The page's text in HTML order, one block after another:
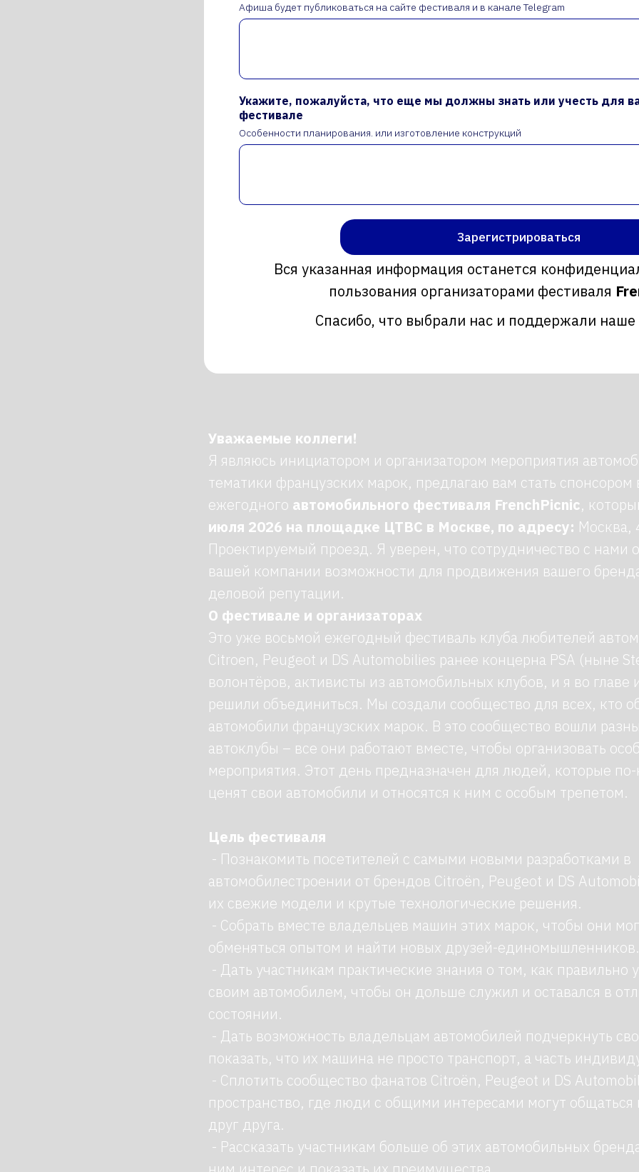
Афиша будет публиковаться на сайте фестиваля и в канале Telegram
Укажите, пожалуйста, что еще мы должны знать или учесть для
фестивале
Особенности планирования. или изготовление конструкций
Зарегистрироваться
Вся указанная информация останется
пользования организаторами фестиваля
Спасибо, что выбрали нас и поддержали
Уважаемые коллеги!
Я являюсь инициатором и организатором мероприятия
тематики французских марок, предлагаю вам стать спонсором
ежегодного автомобильного фестиваля FrenchPicnic,
июля 2026 на площадке ЦТВС в Москве, по адресу: Москва,
Проектируемый проезд. Я уверен, что сотрудничество с нами
вашей компании возможности для продвижения вашего
деловой репутации.
О фестивале и организаторах
Это уже восьмой ежегодный фестиваль клуба любителей
Citroen, Peugeot и DS Automobilies ранее концерна PSA (ныне
волонтёров, активисты из автомобильных клубов, и я во главе
решили объединиться. Мы создали сообщество для всех, кто
автомобили французских марок. В это сообщество вошли
автоклубы – все они работают вместе, чтобы организовать
мероприятия. Этот день предназначен для людей, которые
ценят свои автомобили и относятся к ним с особым трепетом.
Цель фестиваля
- Познакомить посетителей с самыми новыми разработками в
автомобилестроении от брендов Citroën, Peugeot и DS
их свежие модели и крутые технологические решения.
- Собрать вместе владельцев машин этих марок, чтобы они
обменяться опытом и найти новых друзей-единомышленников.
- Дать участникам практические знания о том, как правильно
своим автомобилем, чтобы он дольше служил и оставался в
состоянии.
- Дать возможность владельцам автомобилей подчеркнуть
показать, что их машина не просто транспорт, а часть
- Сплотить сообщество фанатов Citroën, Peugeot и DS
пространство, где люди с общими интересами могут
друг друга.
- Рассказать участникам больше об этих автомобильных